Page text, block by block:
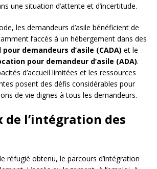
une situation d’attente et d’incertitude.
les demandeurs d’asile bénéficient de
l’accès à un hébergement dans des
demandeurs d’asile (CADA) et le
pour demandeur d’asile (ADA).
d’accueil limitées et les ressources
posent des défis considérables pour
de vie dignes à tous les demandeurs.
de l’intégration des
réfugié obtenu, le parcours d’intégration